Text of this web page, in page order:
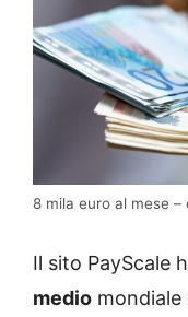
8 mila euro al mese –
Il sito PayScale
medio